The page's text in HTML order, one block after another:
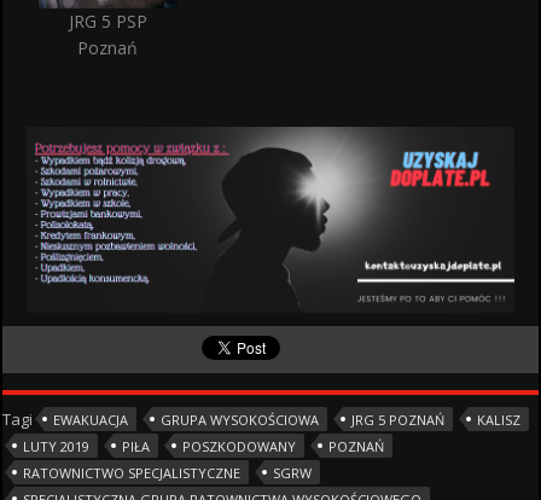
JRG 5 PSP
Poznań
Tagi EWAKUACJA GRUPA WYSOKOŚCIOWA JRG 5 POZNAŃ
KALISZ
LUTY 2019
PIŁA POSZKODOWANY
POZNAŃ
RATOWNICTWO SPECJALISTYCZNE
SGRW